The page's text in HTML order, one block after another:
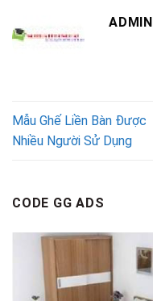
ADMIN
Mẫu Ghế Liền Bàn Được
Nhiều Người Sử Dụng
CODE GG ADS